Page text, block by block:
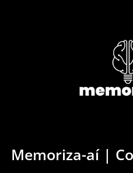
Memoriza-aí |